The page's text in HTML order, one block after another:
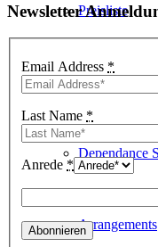
Preisliste
Dependance
Dependance
Arrangements
Newsletter
Email Address *
Last Name *
Anrede *